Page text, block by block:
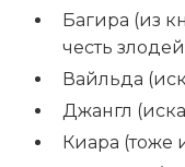
Багира (из
честь
Вайльда
Джангл
Киара (тоже